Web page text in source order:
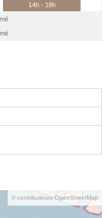
14h - 18h
© contributeurs OpenStreetMap